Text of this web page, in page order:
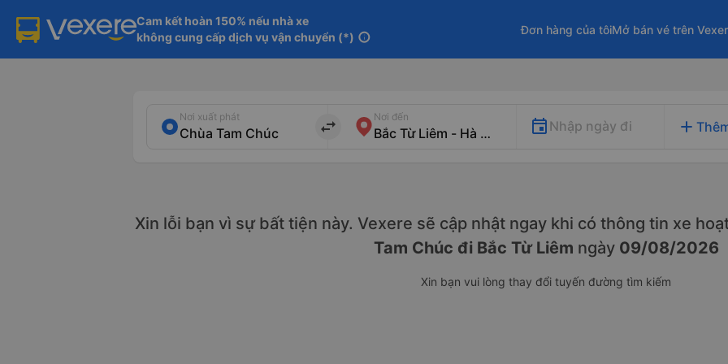
Cam kết hoàn 150% nếu nhà xe
không cung cấp dịch vụ vận chuyển (*) info
Đơn hàng của tôiMở bán vé trên
Nơi xuất phát
import_export
Nơi đến
Nhập ngày đi add
Xin lỗi bạn vì sự bất tiện này. Vexere sẽ cập nhật ngay khi có thông tin xe
Tam Chúc đi Bắc Từ Liêm ngày 09/08/2026
Xin bạn vui lòng thay đổi tuyến đường tìm kiếm